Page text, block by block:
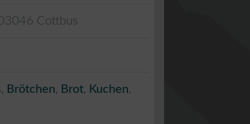
Cottbus
, Brötchen, Brot, Kuchen,